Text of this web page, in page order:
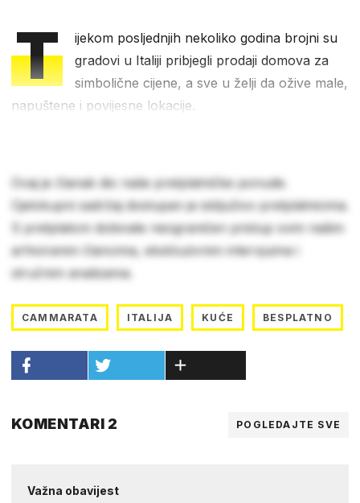
T
ijekom posljednjih nekoliko godina brojni su
gradovi u Italiji pribjegli prodaji domova za
simbolične cijene, a sve u želji da ožive male,
napuštene i povijesne lokacije.
Ovaj je članak dio naše pretplatničke ponude.
Cjelokupni sadržaj dostupan je isključivo pretplatnicima.
S pretplatom dobivate neograničen pristup svim našim
arhiviranim člancima, ekskluzivnim intervjuima i
stručnim analizama.
CAMMARATA ITALIJA KUĆE BESPLATNO
KOMENTARI 2 POGLEDAJTE SVE
Važna obavijest